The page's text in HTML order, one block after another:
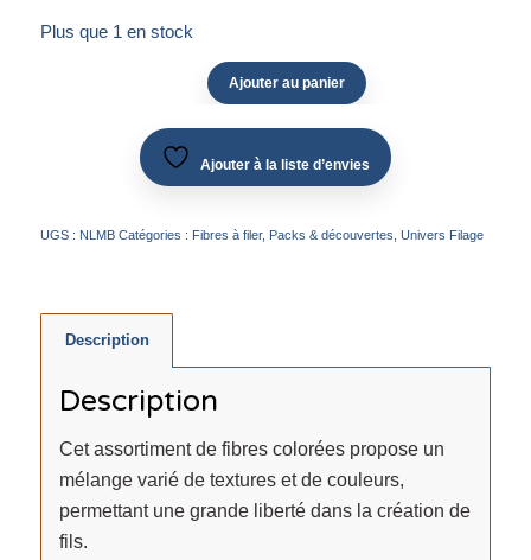
Plus que 1 en stock
Ajouter au panier
Ajouter à la liste d’envies
UGS : NLMB Catégories : Fibres à filer, Packs & découvertes Univers Filage
Description
Description
Cet assortiment de fibres colorées propose un
mélange varié de textures et de couleurs,
permettant une grande liberté dans la création de
fils.